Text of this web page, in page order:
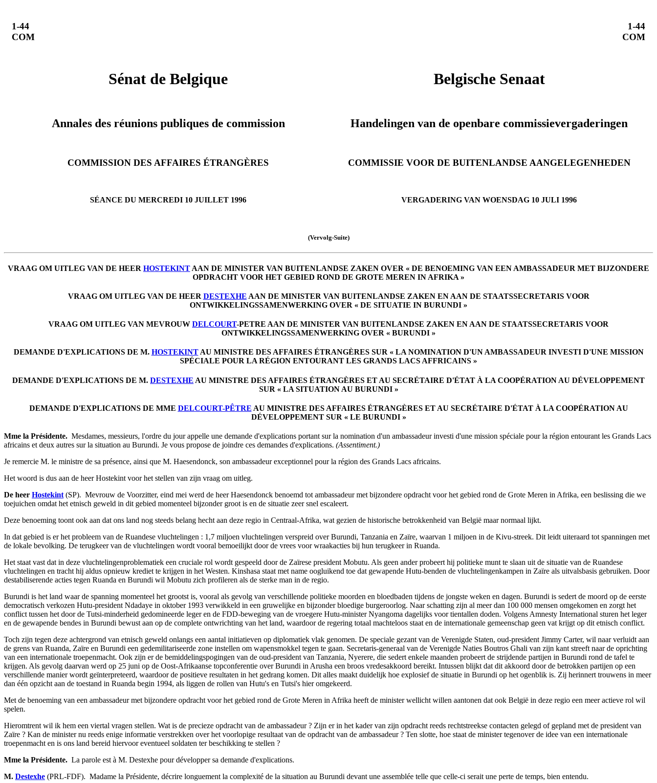
1-44
COM
1-44
COM
Sénat de Belgique Belgische Senaat
Annales des réunions publiques de commission Handelingen van de openbare commissievergaderingen
COMMISSION DES AFFAIRES ÉTRANGÈRES COMMISSIE VOOR DE BUITENLANDSE AANGELEGENHEDEN
SÉANCE DU MERCREDI 10 JUILLET 1996 VERGADERING VAN WOENSDAG 10 JULI 1996
(Vervolg-Suite)
VRAAG OM UITLEG VAN DE HEER HOSTEKINT AAN DE MINISTER VAN BUITENLANDSE ZAKEN OVER « DE BENOEMING VAN EEN AMBASSADEUR MET BIJZONDERE
OPDRACHT VOOR HET GEBIED ROND DE GROTE MEREN IN AFRIKA »
VRAAG OM UITLEG VAN DE HEER DESTEXHE AAN DE MINISTER VAN BUITENLANDSE ZAKEN EN AAN DE STAATSSECRETARIS VOOR
ONTWIKKELINGSSAMENWERKING OVER « DE SITUATIE IN BURUNDI »
VRAAG OM UITLEG VAN MEVROUW DELCOURT-PETRE AAN DE MINISTER VAN BUITENLANDSE ZAKEN EN AAN DE STAATSSECRETARIS VOOR
ONTWIKKELINGSSAMENWERKING OVER « BURUNDI »
DEMANDE D'EXPLICATIONS DE M. HOSTEKINTAU MINISTRE DES AFFAIRES ÉTRANGÈRES SUR « LA NOMINATION D'UN AMBASSADEUR INVESTI D'UNE MISSION
SPÉCIALE POUR LA RÉGION ENTOURANT LES GRANDS LACS AFFRICAINS »
DEMANDE D'EXPLICATIONS DE M. DESTEXHE AU MINISTRE DES AFFAIRES ÉTRANGÈRES ET AU SECRÉTAIRE D'ÉTAT À LA COOPÉRATION AU DÉVELOPPEMENT
SUR « LA SITUATION AU BURUNDI »
DEMANDE D'EXPLICATIONS DE MME DELCOURT-PÊTRE AU MINISTRE DES AFFAIRES ÉTRANGÈRES ET AU SECRÉTAIRE D'ÉTAT À LA COOPÉRATION AU
DÉVELOPPEMENT SUR « LE BURUNDI »
Mme la Présidente. ­ Mesdames, messieurs, l'ordre du jour appelle une demande d'explications portant sur la nomination d'un ambassadeur investi d'une mission spéciale pour la région entourant les Grands Lacs
africains et deux autres sur la situation au Burundi. Je vous propose de joindre ces demandes d'explications. (Assentiment.)
Je remercie M. le ministre de sa présence, ainsi que M. Haesendonck, son ambassadeur exceptionnel pour la région des Grands Lacs africains.
Het woord is dus aan de heer Hostekint voor het stellen van zijn vraag om uitleg.
De heer Hostekint (SP). ­ Mevrouw de Voorzitter, eind mei werd de heer Haesendonck benoemd tot ambassadeur met bijzondere opdracht voor het gebied rond de Grote Meren in Afrika, een beslissing die we
toejuichen omdat het etnisch geweld in dit gebied momenteel bijzonder groot is en de situatie zeer snel escaleert.
Deze benoeming toont ook aan dat ons land nog steeds belang hecht aan deze regio in Centraal-Afrika, wat gezien de historische betrokkenheid van België maar normaal lijkt.
In dat gebied is er het probleem van de Ruandese vluchtelingen : 1,7 miljoen vluchtelingen verspreid over Burundi, Tanzania en Zaïre, waarvan 1 miljoen in de Kivu-streek. Dit leidt uiteraard tot spanningen met
de lokale bevolking. De terugkeer van de vluchtelingen wordt vooral bemoeilijkt door de vrees voor wraakacties bij hun terugkeer in Ruanda.
Het staat vast dat in deze vluchtelingenproblematiek een cruciale rol wordt gespeeld door de Zaïrese president Mobutu. Als geen ander probeert hij politieke munt te slaan uit de situatie van de Ruandese
vluchtelingen en tracht hij aldus opnieuw krediet te krijgen in het Westen. Kinshasa staat met name oogluikend toe dat gewapende Hutu-benden de vluchtelingenkampen in Zaïre als uitvalsbasis gebruiken. Door
destabiliserende acties tegen Ruanda en Burundi wil Mobutu zich profileren als de sterke man in de regio.
Burundi is het land waar de spanning momenteel het grootst is, vooral als gevolg van verschillende politieke moorden en bloedbaden tijdens de jongste weken en dagen. Burundi is sedert de moord op de eerste
democratisch verkozen Hutu-president Ndadaye in oktober 1993 verwikkeld in een gruwelijke en bijzonder bloedige burgeroorlog. Naar schatting zijn al meer dan 100 000 mensen omgekomen en zorgt het
conflict tussen het door de Tutsi-minderheid gedomineerde leger en de FDD-beweging van de vroegere Hutu-minister Nyangoma dagelijks voor tientallen doden. Volgens Amnesty International sturen het leger
en de gewapende bendes in Burundi bewust aan op de complete ontwrichting van het land, waardoor de regering totaal machteloos staat en de internationale gemeenschap geen vat krijgt op dit etnisch conflict.
Toch zijn tegen deze achtergrond van etnisch geweld onlangs een aantal initiatieven op diplomatiek vlak genomen. De speciale gezant van de Verenigde Staten, oud-president Jimmy Carter, wil naar verluidt aan
de grens van Ruanda, Zaïre en Burundi een gedemilitariseerde zone instellen om wapensmokkel tegen te gaan. Secretaris-generaal van de Verenigde Naties Boutros Ghali van zijn kant streeft naar de oprichting
van een internationale troepenmacht. Ook zijn er de bemiddelingspogingen van de oud-president van Tanzania, Nyerere, die sedert enkele maanden probeert de strijdende partijen in Burundi rond de tafel te
krijgen. Als gevolg daarvan werd op 25 juni op de Oost-Afrikaanse topconferentie over Burundi in Arusha een broos vredesakkoord bereikt. Intussen blijkt dat dit akkoord door de betrokken partijen op een
verschillende manier wordt geïnterpreteerd, waardoor de positieve resultaten in het gedrang komen. Dit alles maakt duidelijk hoe explosief de situatie in Burundi op het ogenblik is. Zij herinnert trouwens in meer
dan één opzicht aan de toestand in Ruanda begin 1994, als liggen de rollen van Hutu's en Tutsi's hier omgekeerd.
Met de benoeming van een ambassadeur met bijzondere opdracht voor het gebied rond de Grote Meren in Afrika heeft de minister wellicht willen aantonen dat ook België in deze regio een meer actieve rol wil
spelen.
Hieromtrent wil ik hem een viertal vragen stellen. Wat is de precieze opdracht van de ambassadeur ? Zijn er in het kader van zijn opdracht reeds rechtstreekse contacten gelegd of gepland met de president van
Zaïre ? Kan de minister nu reeds enige informatie verstrekken over het voorlopige resultaat van de opdracht van de ambassadeur ? Ten slotte, hoe staat de minister tegenover de idee van een internationale
troepenmacht en is ons land bereid hiervoor eventueel soldaten ter beschikking te stellen ?
Mme la Présidente. ­ La parole est à M. Destexhe pour développer sa demande d'explications.
M. Destexhe (PRL-FDF). ­ Madame la Présidente, décrire longuement la complexité de la situation au Burundi devant une assemblée telle que celle-ci serait une perte de temps, bien entendu.